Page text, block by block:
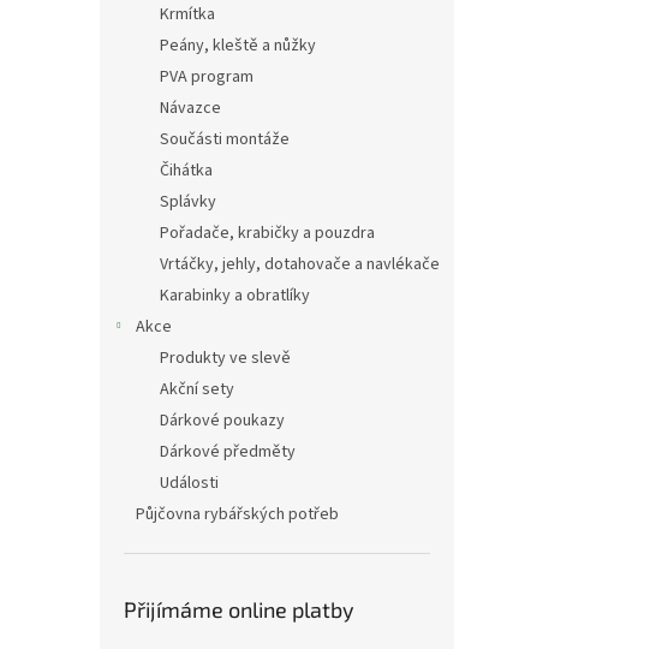
Krmítka
Peány, kleště a nůžky
PVA program
Návazce
Součásti montáže
Čihátka
Splávky
Pořadače, krabičky a pouzdra
Vrtáčky, jehly, dotahovače a navlékače
Karabinky a obratlíky
Akce
Produkty ve slevě
Akční sety
Dárkové poukazy
Dárkové předměty
Události
Půjčovna rybářských potřeb
Přijímáme online platby